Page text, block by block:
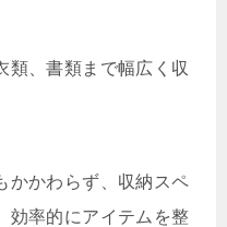
類、書類まで幅広く収
かかわらず、収納スペ
効率的にアイテムを整